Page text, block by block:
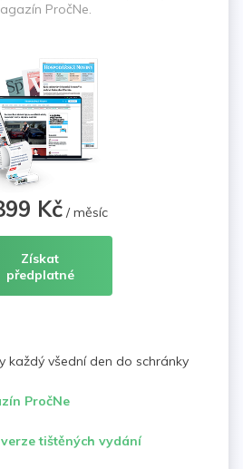
PročNe.
Kč/ měsíc
Získat
předplatné
každý všední den do schránky
PročNe
tištěných vydání